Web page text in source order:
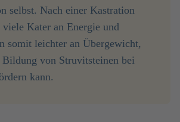
selbst. Nach einer Kastration
Kater an Energie und
somit leichter an Übergewicht,
Bildung von Struvitsteinen bei
kann.